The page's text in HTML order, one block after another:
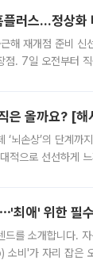
러스…정상화
해 재개점 준비
점. 7일 오전부터
은 올까요? [해
‘뇌손상’의 단계
적으로 선선하게
최애' 위한 필
드를 소개합니다.
비'가 자리 잡은